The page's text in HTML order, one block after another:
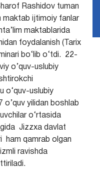
Rashidov tuman
maktab ijtimoiy fanlar
maktablarida
foydalanish (Tarix
bo‘lib o‘tdi. 22-
o’quv-uslubiy
o‘quv-uslubiy
yilidan boshlab
o‘rtasida
Jizzxa davlat
ham qamrab olgan
ravishda